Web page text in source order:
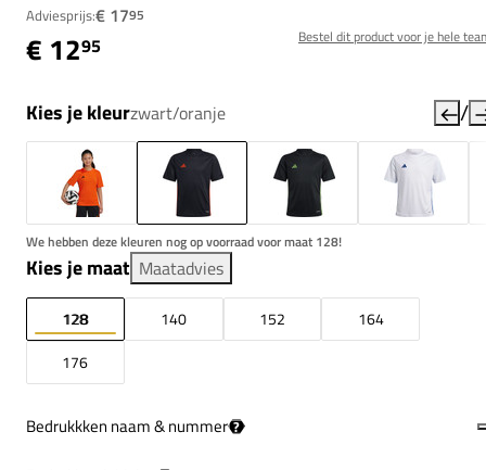
Adviesprijs:€ 1795
€ 1295 Bestel dit product voor je hele
Kies je kleurzwart/oranje /
We hebben deze kleuren nog op voorraad voor maat 128!
Kies je maat Maatadvies
128 140 152
164
176
Bedrukkken naam & nummer ?